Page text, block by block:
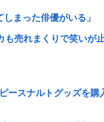
まった俳優がいる」
も売れまくりで笑いが
ースナルトグッズを